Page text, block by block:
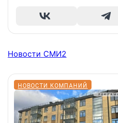
Новости СМИ2
НОВОСТИ КОМПАНИЙ